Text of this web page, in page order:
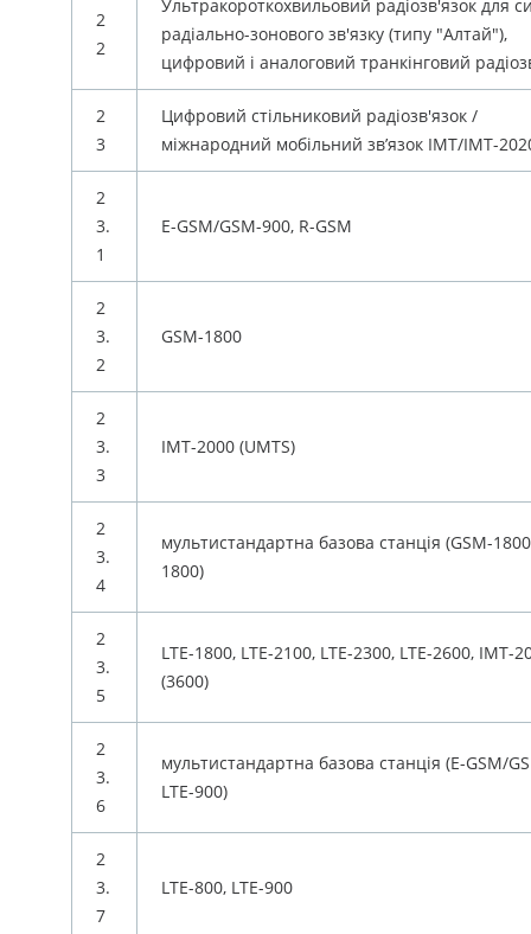
2
2
Ультракороткохвильовий радіозв'язок для
радіально-зонового зв'язку (типу "Алтай"),
цифровий і аналоговий транкінговий
2
3
Цифровий стільниковий радіозв'язок /
міжнародний мобільний зв’язок IMT/IMT-
2
3.
1
E-GSM/GSM-900, R-GSM
2
3.
2
GSM-1800
2
3.
3
IMT-2000 (UMTS)
2
3.
4
мультистандартна базова станція (GSM-
1800)
2
3.
5
LTE-1800, LTE-2100, LTE-2300, LTE-2600, IMT-
(3600)
2
3.
6
мультистандартна базова станція (E-GSM/
LTE-900)
2
3.
7
LTE-800, LTE-900